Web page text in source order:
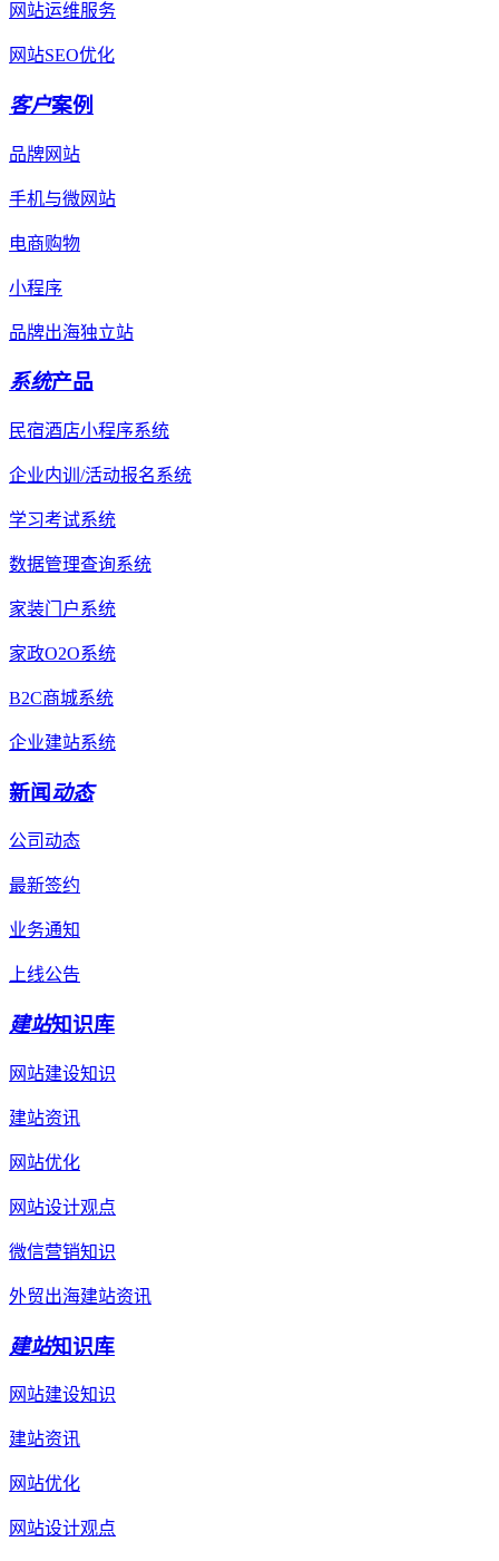
网站运维服务
网站SEO优化
客户案例
品牌网站
手机与微网站
电商购物
小程序
品牌出海独立站
系统产品
民宿酒店小程序系统
企业内训/活动报名系统
学习考试系统
数据管理查询系统
家装门户系统
家政O2O系统
B2C商城系统
企业建站系统
新闻动态
公司动态
最新签约
业务通知
上线公告
建站知识库
网站建设知识
建站资讯
网站优化
网站设计观点
微信营销知识
外贸出海建站资讯
建站知识库
网站建设知识
建站资讯
网站优化
网站设计观点